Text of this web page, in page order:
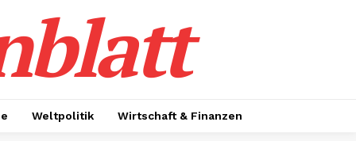
Weltpolitik Wirtschaft & Finanzen